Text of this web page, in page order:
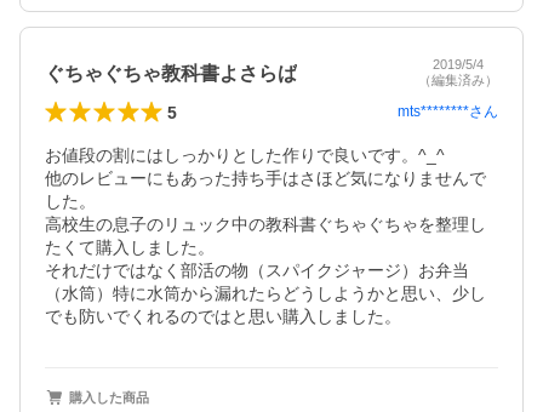
ぐちゃぐちゃ教科書よさらば
2019/5/4
（編集済み）
5 mts********さん
お値段の割にはしっかりとした作りで良いです。^_^
他のレビューにもあった持ち手はさほど気になりませんで
した。
高校生の息子のリュック中の教科書ぐちゃぐちゃを整理し
たくて購入しました。
それだけではなく部活の物（スパイクジャージ）お弁当
（水筒）特に水筒から漏れたらどうしようかと思い、少し
でも防いでくれるのではと思い購入しました。
購入した商品